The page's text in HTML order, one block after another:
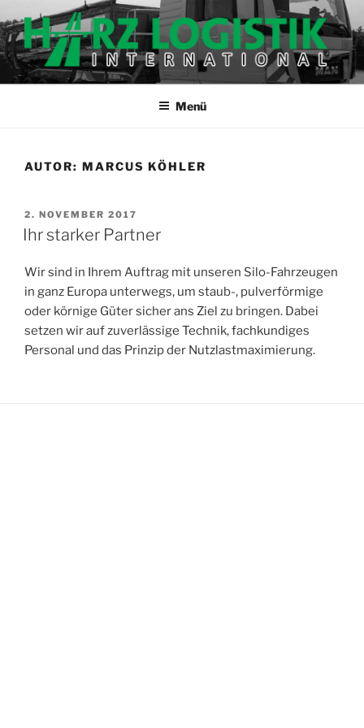
Inhalt
springen
HARZ-LOGISTIK.DE
harz-logistik.de
Menü
AUTOR: MARCUS KÖHLER
VERÖFFENTLICHT
AM
2. NOVEMBER 2017
Ihr starker Partner
Wir sind in Ihrem Auftrag mit unseren Silo-Fahrzeugen
in ganz Europa unterwegs, um staub-, pulverförmige
oder körnige Güter sicher ans Ziel zu bringen. Dabei
setzen wir auf zuverlässige Technik, fachkundiges
Personal und das Prinzip der Nutzlastmaximierung.